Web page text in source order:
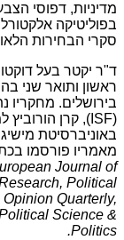
מדיניות, דפוסי
בפוליטיקה
סקרי הבחירות
ד"ר יקטר בעל
ראשון ותואר שני
בירושלים. מחקריו
(
ISF ), קרן הורוביץ
באוניברסיטת
מאמריו פורסמו
Journal of
Political
Quarterly,
Science &
Politics.